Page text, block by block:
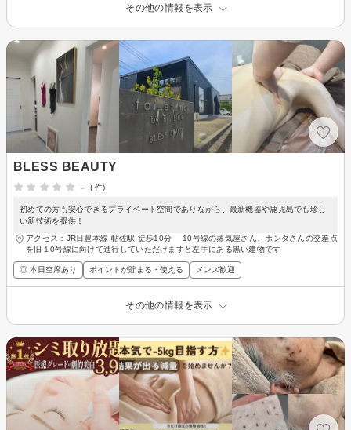
その他の情報を表示
BLESS BEAUTY
-
(-件)
初めての方も安心できるプライベート空間でありながら、最新機器や鹿児島でも珍し
い新技術を提供！
アクセス：JR日豊本線 帖佐駅 徒歩10分 10号線の蒸気屋さん、ホンダさんの交差点
を旧１0号線に向けて進行していただけますと左手にある黒い建物です
◎ 本日空席あり ポイントが貯まる・使える メンズ歓迎
その他の情報を表示